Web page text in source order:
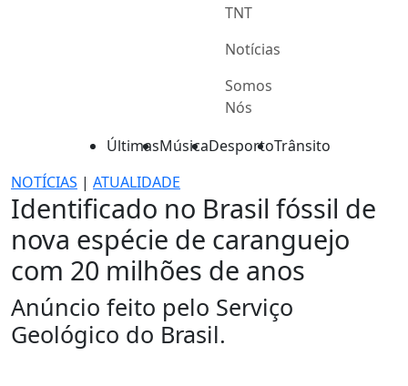
TNT
Notícias
Somos
Nós
ÚltimasMúsicaDesportoTrânsito
NOTÍCIAS | ATUALIDADE
Identificado no Brasil fóssil de
nova espécie de caranguejo
com 20 milhões de anos
Anúncio feito pelo Serviço
Geológico do Brasil.